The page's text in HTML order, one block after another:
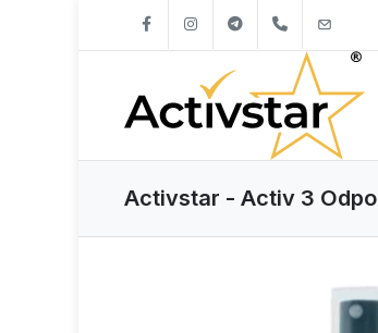
Activstar - Activ 3